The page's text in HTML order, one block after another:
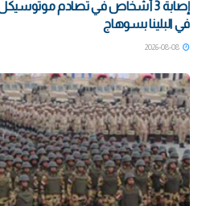
إصابة 3 أشخاص في تصادم
في البلينا بسوهاج